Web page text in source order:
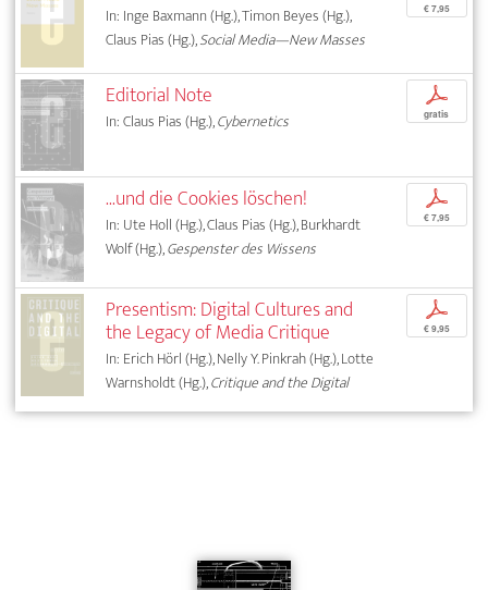
In: Inge Baxmann (Hg.), Timon Beyes (Hg.),
Claus Pias (Hg.),Social Media—New Masses
€ 7,95
Editorial Note
In: Claus Pias (Hg.),Cybernetics
p
gratis
...und die Cookies löschen!
In: Ute Holl (Hg.), Claus Pias (Hg.), Burkhardt
Wolf (Hg.),Gespenster des Wissens
p
€ 7,95
Presentism: Digital Cultures and
the Legacy of Media Critique
In: Erich Hörl (Hg.), Nelly Y. Pinkrah (Hg.), Lotte
Warnsholdt (Hg.),Critique and the Digital
p
€ 9,95